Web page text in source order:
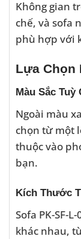
Không gian
chế, và sofa
phù hợp với
Lựa Chọn
Màu Sắc Tuỳ
Ngoài màu
chọn từ một
thuộc vào
bạn.
Kích Thước
Sofa PK-SF-
khác nhau,